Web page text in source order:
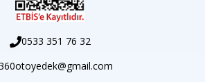
0533 351 76 32